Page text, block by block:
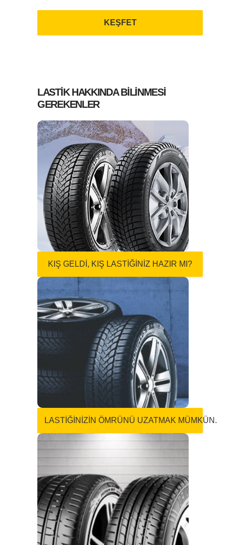
KEŞFET
LASTİK HAKKINDA BİLİNMESİ
GEREKENLER
KIŞ GELDİ, KIŞ
LASTİĞİNİZ HAZIR
MI?
Kışın aracınızın yola sağlam basmasını
sağlayacak en iyi seçenek, kışın zorlu
koşullarına karşı performans göstermek için
özel olarak tasarlanmış kış lastikleridir.
Devamı
…
KIŞ GELDİ, KIŞ LASTİĞİNİZ HAZIR MI?
LASTİĞİNİZİN
ÖMRÜNÜ
UZATMAK
MÜMKÜN. AMA
NASIL?
Lastiği oluşturan kimyasallar zaman içinde
kullanım ve depolama koşullarına bağlı
olarak değişim gösterir.
Devamını Oku
LASTİĞİNİZİN ÖMRÜNÜ UZATMAK MÜMKÜN.
DOĞRU LASTİK
KULLANIMI NEDİR?
Lastik ömrünü uzun tutmak, yakıt tasarrufu
sağlamak ve sürüş güvenliği için 12
maddede lastik kullanım önerileri.
Devamını Oku